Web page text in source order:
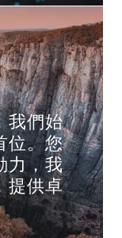
我們始
位。您
力，我
提供卓